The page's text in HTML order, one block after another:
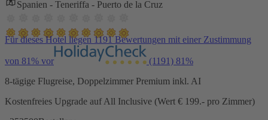
Spanien - Teneriffa - Puerto de la Cruz
Für dieses Hotel liegen 1191 Bewertungen mit einer Zustimmung
von 81% vor (1191) 81%
8-tägige Flugreise, Doppelzimmer Premium inkl. AI
Kostenfreies Upgrade auf All Inclusive (Wert € 199.- pro Zimmer)